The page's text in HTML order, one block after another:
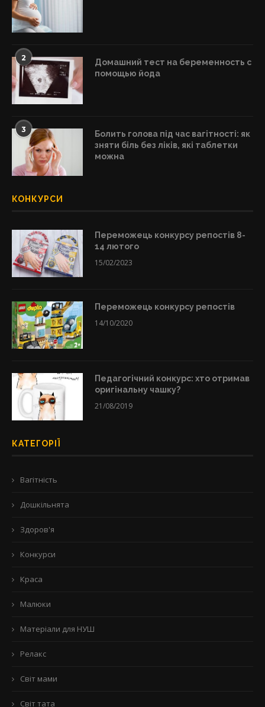
2
Домашний тест на беременность с
помощью йода
3
Болить голова під час вагітності: як
зняти біль без ліків, які таблетки
можна
КОНКУРСИ
Переможець конкурсу репостів 8-
14 лютого
15/02/2023
Переможець конкурсу репостів
14/10/2020
Педагогічний конкурс: хто отримав
оригінальну чашку?
21/08/2019
КАТЕГОРІЇ
Вагітність
Дошкільнята
Здоров'я
Конкурси
Краса
Малюки
Матеріали для НУШ
Релакс
Світ мами
Світ тата